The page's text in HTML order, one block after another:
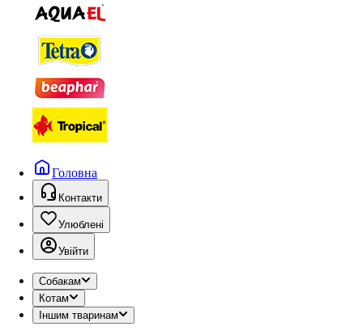
Головна
Контакти
Улюблені
Увійти
Собакам
Котам
Іншим тваринам